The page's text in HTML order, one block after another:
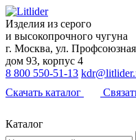
Изделия из серого
и высокопрочного чугуна
г. Москва, ул.
дом 93, корпус 4
8 800 550-51-13
Скачать каталог
Каталог